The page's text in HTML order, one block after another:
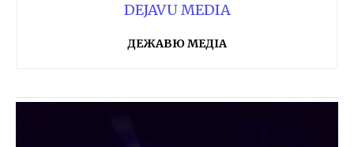
DEJAVU MEDIA
ДЕЖАВЮ МЕДІА